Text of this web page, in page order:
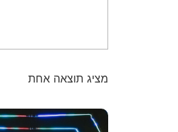
מציג תוצאה אחת